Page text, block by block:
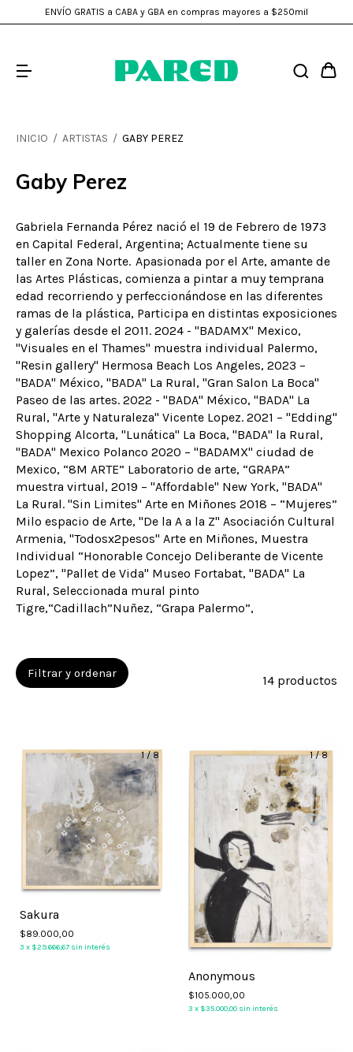
ENVÍO GRATIS a CABA y GBA en compras mayores a $250mil
INICIO / ARTISTAS / GABY PEREZ
Gaby Perez
Gabriela Fernanda Pérez nació el 19 de Febrero de 1973
en Capital Federal, Argentina; Actualmente tiene su
taller en Zona Norte. Apasionada por el Arte, amante de
las Artes Plásticas, comienza a pintar a muy temprana
edad recorriendo y perfeccionándose en las diferentes
ramas de la plástica, Participa en distintas exposiciones
y galerías desde el 2011. 2024 - "BADAMX" Mexico,
"Visuales en el Thames" muestra individual Palermo,
"Resin gallery" Hermosa Beach Los Angeles, 2023 –
"BADA" México, "BADA" La Rural, "Gran Salon La Boca"
Paseo de las artes. 2022 - "BADA" México, "BADA" La
Rural, "Arte y Naturaleza" Vicente Lopez. 2021 – "Edding"
Shopping Alcorta, "Lunática" La Boca, "BADA" la Rural,
"BADA" Mexico Polanco 2020 – "BADAMX" ciudad de
Mexico, “8M ARTE” Laboratorio de arte, “GRAPA”
muestra virtual, 2019 – "Affordable" New York, "BADA"
La Rural. "Sin Limites" Arte en Miñones 2018 – “Mujeres”
Milo espacio de Arte, "De la A a la Z" Asociación Cultural
Armenia, "Todosx2pesos" Arte en Miñones, Muestra
Individual “Honorable Concejo Deliberante de Vicente
Lopez”, "Pallet de Vida" Museo Fortabat, "BADA" La
Rural, Seleccionada mural pinto
Tigre,“Cadillach”Nuñez, “Grapa Palermo”,
Filtrar y ordenar 14 productos
1/8
Sakura
$89.000,00
3 x $29.666,67 sin interés
1/8
Anonymous
$105.000,00
3 x $35.000,00 sin interés